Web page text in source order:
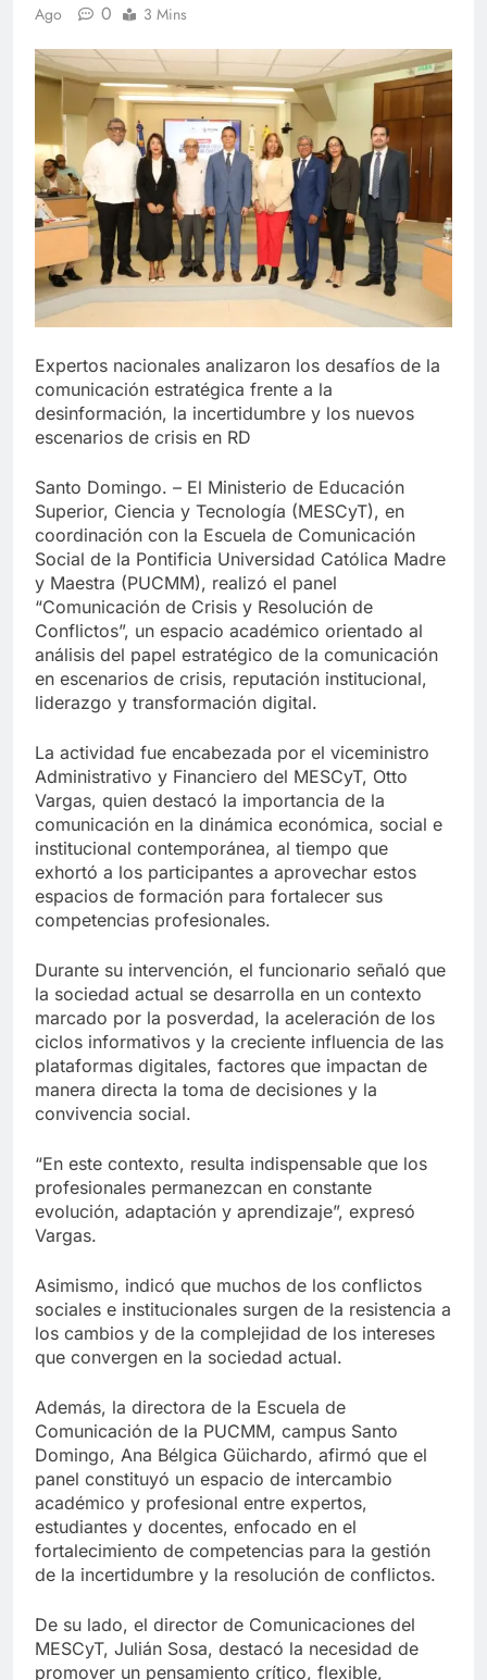
Ago
0 3 Mins
Expertos nacionales analizaron los desafíos de la
comunicación estratégica frente a la
desinformación, la incertidumbre y los nuevos
escenarios de crisis en RD
Santo Domingo. – El Ministerio de Educación
Superior, Ciencia y Tecnología (MESCyT), en
coordinación con la Escuela de Comunicación
Social de la Pontificia Universidad Católica Madre
y Maestra (PUCMM), realizó el panel
“Comunicación de Crisis y Resolución de
Conflictos”, un espacio académico orientado al
análisis del papel estratégico de la comunicación
en escenarios de crisis, reputación institucional,
liderazgo y transformación digital.
La actividad fue encabezada por el viceministro
Administrativo y Financiero del MESCyT, Otto
Vargas, quien destacó la importancia de la
comunicación en la dinámica económica, social e
institucional contemporánea, al tiempo que
exhortó a los participantes a aprovechar estos
espacios de formación para fortalecer sus
competencias profesionales.
Durante su intervención, el funcionario señaló que
la sociedad actual se desarrolla en un contexto
marcado por la posverdad, la aceleración de los
ciclos informativos y la creciente influencia de las
plataformas digitales, factores que impactan de
manera directa la toma de decisiones y la
convivencia social.
“En este contexto, resulta indispensable que los
profesionales permanezcan en constante
evolución, adaptación y aprendizaje”, expresó
Vargas.
Asimismo, indicó que muchos de los conflictos
sociales e institucionales surgen de la resistencia a
los cambios y de la complejidad de los intereses
que convergen en la sociedad actual.
Además, la directora de la Escuela de
Comunicación de la PUCMM, campus Santo
Domingo, Ana Bélgica Güichardo, afirmó que el
panel constituyó un espacio de intercambio
académico y profesional entre expertos,
estudiantes y docentes, enfocado en el
fortalecimiento de competencias para la gestión
de la incertidumbre y la resolución de conflictos.
De su lado, el director de Comunicaciones del
MESCyT, Julián Sosa, destacó la necesidad de
promover un pensamiento crítico, flexible,